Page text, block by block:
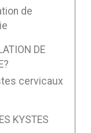
de
DE
cervicaux
KYSTES